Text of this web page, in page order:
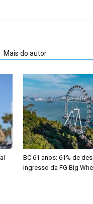
Mais do autor
BC 61 anos: 61% de
ingresso da FG Big